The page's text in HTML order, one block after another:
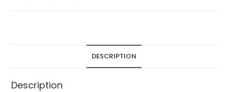
DESCRIPTION
Description